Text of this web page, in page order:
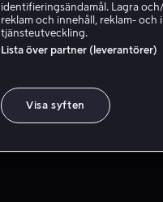
identifieringsändamål. Lagra
reklam och innehåll, reklam-
tjänsteutveckling.
Lista över partner (leverantörer)
Visa syften